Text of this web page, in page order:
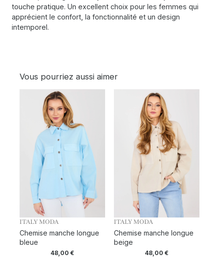
touche pratique. Un excellent choix pour les femmes qui
apprécient le confort, la fonctionnalité et un design
intemporel.
Vous pourriez aussi aimer
ITALY MODA
Chemise manche longue
bleue
48,00€
ITALY MODA
Chemise manche longue
beige
48,00 €